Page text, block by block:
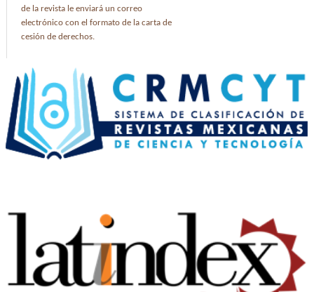
de la revista le enviará un correo
electrónico con el formato de la carta de
cesión de derechos.